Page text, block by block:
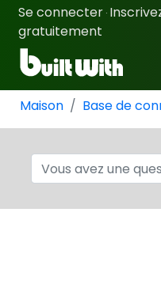
Se connecter ·
gratuitement
Maison Base de